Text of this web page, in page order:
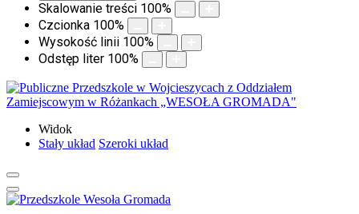
Skalowanie treści 100%
Czcionka 100%
Wysokość linii 100%
Odstęp liter 100%
Widok
Stały układ Szeroki układ